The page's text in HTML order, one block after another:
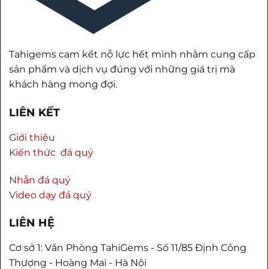
Tahigems cam kết nỗ lực hết mình nhằm cung cấp
sản phẩm và dịch vụ đúng với những giá trị mà
khách hàng mong đợi.
LIÊN KẾT
Giới thiệu
Kiến thức đá quý
Nhẫn đá quý
Video dạy đá quý
LIÊN HỆ
Cơ sở 1: Văn Phòng TahiGems - Số 11/85 Định Công
Thượng - Hoàng Mai - Hà Nội